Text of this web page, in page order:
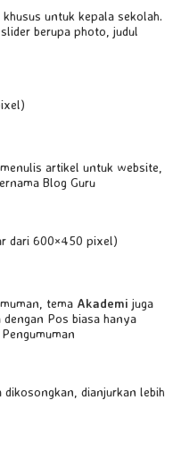
untuk kepala sekolah.
berupa photo, judul
artikel untuk website,
Blog Guru
dari 600×450 pixel)
tema Akademi juga
Pos biasa hanya
dikosongkan, dianjurkan lebih